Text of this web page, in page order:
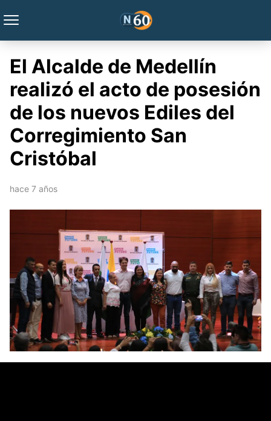
El Alcalde de Medellín
realizó el acto de posesión
de los nuevos Ediles del
Corregimiento San
Cristóbal
hace 7 años